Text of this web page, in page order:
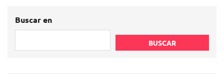
Buscar en
BUSCAR